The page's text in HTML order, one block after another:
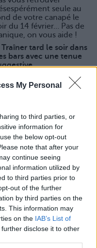
My Personal
to third parties, or
information for
the below opt-out
note that after your
continue seeing
information utilized by
to third parties prior to
out of the further
by third parties on the
This information may
on the IAB’s List of
disclose it to other
seule au
de votre canapé le
du 14 février… Pas de
on vous aide !
Traîner tard le soir dans
bars avec une tenue
mec le soir de la saint-
à message TRÈS
nous tapent dans l’œil
avec n’importe qui,
le tas qui aura capté le
»
envoûtante pour les
de saucisson
ne trouve pas ça au
qu’à l’inventer en
une part de pizza et
mixer, on shake le tout
tequila, pour que le
(c’est qu’il y en a,
qu’à pschitter le tout sur
du nouveau